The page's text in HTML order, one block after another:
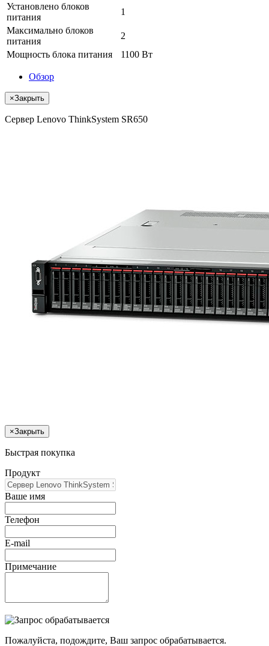
Установлено блоков
питания
1
Максимально блоков
питания
2
Мощность блока питания
1100 Вт
Обзор
×Закрыть
Сервер Lenovo ThinkSystem SR650
×Закрыть
Быстрая покупка
Продукт
Ваше имя
Телефон
E-mail
Примечание
Пожалуйста, подождите, Ваш запрос обрабатывается.